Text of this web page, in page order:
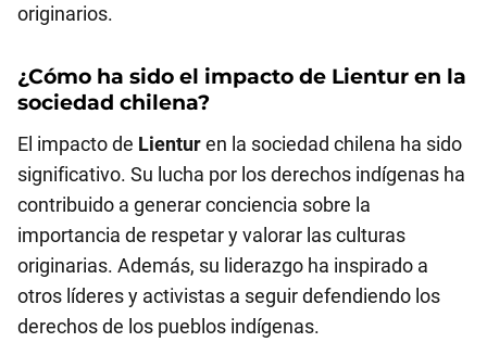
originarios.
¿Cómo ha sido el impacto de Lientur en la
sociedad chilena?
El impacto de Lienturen la sociedad chilena ha sido
significativo. Su lucha por los derechos indígenas ha
contribuido a generar conciencia sobre la
importancia de respetar y valorar las culturas
originarias. Además, su liderazgo ha inspirado a
otros líderes y activistas a seguir defendiendo los
derechos de los pueblos indígenas.